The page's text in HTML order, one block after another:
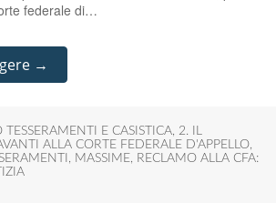
federale di…
→
E CASISTICA, 2. IL
ALLA CORTE FEDERALE D'APPELLO,
, MASSIME, RECLAMO ALLA CFA: